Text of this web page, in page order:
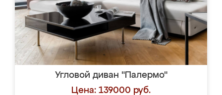
Угловой диван "Палермо"
Цена: 139000 руб.